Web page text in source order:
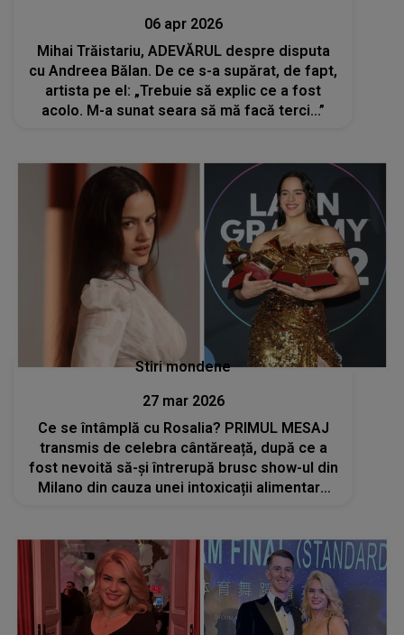
06 apr 2026
Mihai Trăistariu, ADEVĂRUL despre disputa
cu Andreea Bălan. De ce s-a supărat, de fapt,
artista pe el: „Trebuie să explic ce a fost
acolo. M-a sunat seara să mă facă terci...”
Stiri mondene
27 mar 2026
Ce se întâmplă cu Rosalia? PRIMUL MESAJ
transmis de celebra cântăreață, după ce a
fost nevoită să-și întrerupă brusc show-ul din
Milano din cauza unei intoxicații alimentare